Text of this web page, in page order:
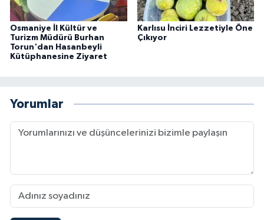
Osmaniye İl Kültür ve
Turizm Müdürü Burhan
Torun'dan Hasanbeyli
Kütüphanesine Ziyaret
Karlısu İnciri Lezzetiyle Öne
Çıkıyor
Yorumlar